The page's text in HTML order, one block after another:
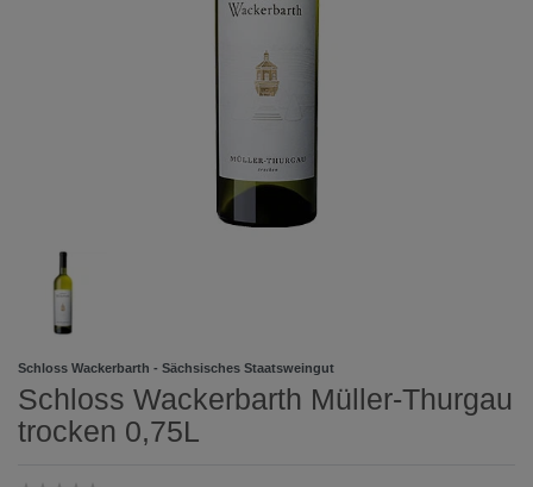
Schloss Wackerbarth - Sächsisches Staatsweingut
Schloss Wackerbarth Müller-Thurgau
trocken 0,75L